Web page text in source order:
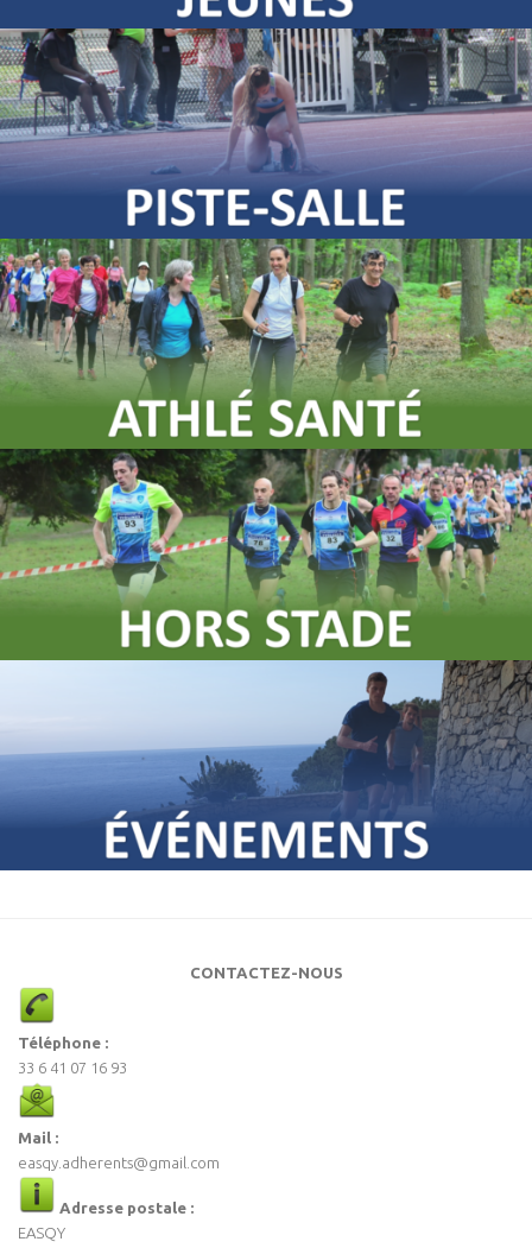
CONTACTEZ-NOUS
Téléphone :
33 6 41 07 16 93
Mail :
easqy.adherents@gmail.com
Adresse postale :
EASQY